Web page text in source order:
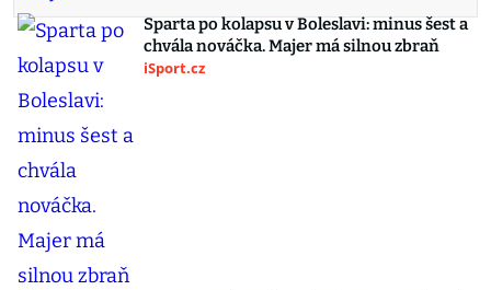
Sparta po kolapsu v Boleslavi: minus šest a
chvála nováčka. Majer má silnou zbraň
iSport.cz